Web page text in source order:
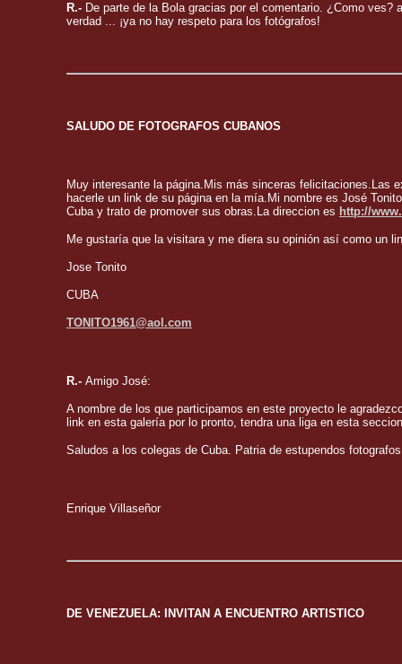
R.- De parte de la Bola gracias por el comentario. ¿Como
verdad ... ¡ya no hay respeto para los fotógrafos!
SALUDO DE FOTOGRAFOS CUBANOS
Muy interesante la página.Mis más sinceras felicitaciones.Las
hacerle un link de su página en la mía.Mi nombre es José
Cuba y trato de promover sus obras.La direccion es http://
Me gustaría que la visitara y me diera su opinión así como un
Jose Tonito
CUBA
TONITO1961@aol.com
R.- Amigo José:
A nombre de los que participamos en este proyecto le
link en esta galería por lo pronto, tendra una liga en esta
Saludos a los colegas de Cuba. Patria de estupendos
Enrique Villaseñor
DE VENEZUELA: INVITAN A ENCUENTRO ARTISTICO